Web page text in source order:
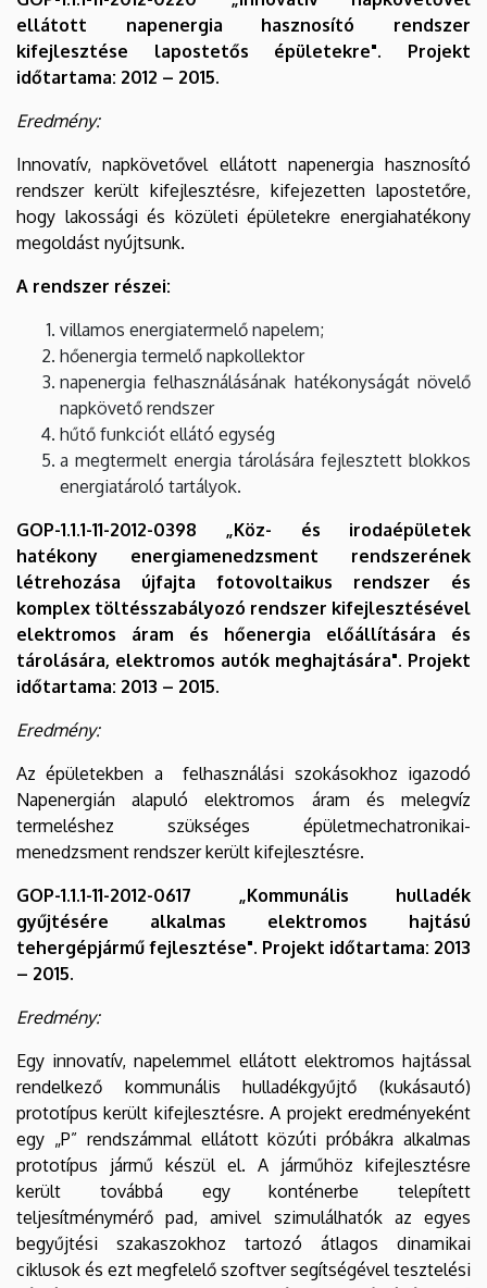
ellátott napenergia hasznosító rendszer
kifejlesztése lapostetős épületekre". Projekt
időtartama: 2012 – 2015.
Eredmény:
Innovatív, napkövetővel ellátott napenergia hasznosító
rendszer került kifejlesztésre, kifejezetten lapostetőre,
hogy lakossági és közületi épületekre energiahatékony
megoldást nyújtsunk.
A rendszer részei:
villamos energiatermelő napelem;
hőenergia termelő napkollektor
napenergia felhasználásának hatékonyságát növelő
napkövető rendszer
hűtő funkciót ellátó egység
a megtermelt energia tárolására fejlesztett blokkos
energiatároló tartályok.
GOP-1.1.1-11-2012-0398 „Köz- és irodaépületek
hatékony energiamenedzsment rendszerének
létrehozása újfajta fotovoltaikus rendszer és
komplex töltésszabályozó rendszer kifejlesztésével
elektromos áram és hőenergia előállítására és
tárolására, elektromos autók meghajtására". Projekt
időtartama: 2013 – 2015.
Eredmény:
Az épületekben a felhasználási szokásokhoz igazodó
Napenergián alapuló elektromos áram és melegvíz
termeléshez szükséges épületmechatronikai-
menedzsment rendszer került kifejlesztésre.
GOP-1.1.1-11-2012-0617 „Kommunális hulladék
gyűjtésére alkalmas elektromos hajtású
tehergépjármű fejlesztése". Projekt időtartama: 2013
– 2015.
Eredmény:
Egy innovatív, napelemmel ellátott elektromos hajtással
rendelkező kommunális hulladékgyűjtő (kukásautó)
prototípus került kifejlesztésre. A projekt eredményeként
egy „P” rendszámmal ellátott közúti próbákra alkalmas
prototípus jármű készül el. A járműhöz kifejlesztésre
került továbbá egy konténerbe telepített
teljesítménymérő pad, amivel szimulálhatók az egyes
begyűjtési szakaszokhoz tartozó átlagos dinamikai
ciklusok és ezt megfelelő szoftver segítségével tesztelési